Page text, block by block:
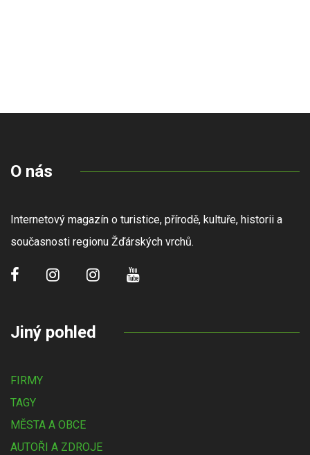
O nás
Internetový magazín o turistice, přírodě, kultuře, historii a
současnosti regionu Žďárských vrchů.
Jiný pohled
FIRMY
TAGY
MĚSTA A OBCE
AUTOŘI A ZDROJE